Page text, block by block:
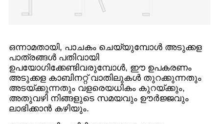
ഒന്നാമതായി, പാചകം ചെയ്യുമ്പോൾ അടുക്കള
പാത്രങ്ങൾ പതിവായി
ഉപയോഗിക്കേണ്ടിവരുമ്പോൾ, ഈ ഉപകരണം
അടുക്കള കാബിനറ്റ് വാതിലുകൾ തുറക്കുന്നതും
അടയ്ക്കുന്നതും വളരെയധികം കുറയ്ക്കും,
അതുവഴി നിങ്ങളുടെ സമയവും ഊർജ്ജവും
ലാഭിക്കാൻ കഴിയും.